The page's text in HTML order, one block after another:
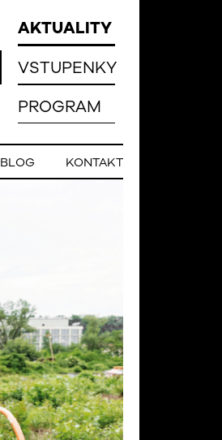
AKTUALITY
VSTUPENKY
PROGRAM
BLOG KONTAKT